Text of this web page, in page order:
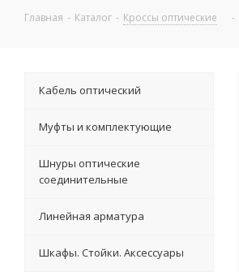
Главная - Каталог - Кроссы оптические -
Кабель оптический
Муфты и комплектующие
Шнуры оптические
соединительные
Линейная арматура
Шкафы. Стойки. Аксесcуары